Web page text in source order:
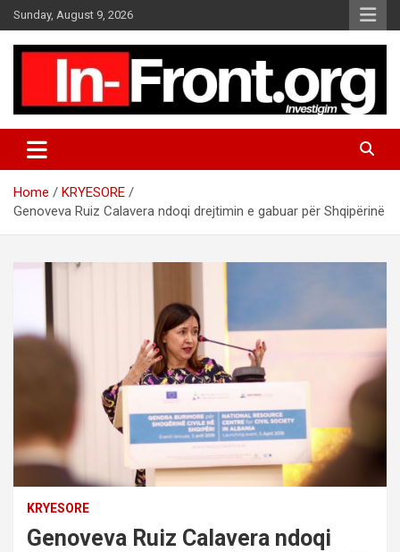
k
t
Sunday, August 9, 2026
Home
KRYESORE
Genoveva Ruiz Calavera ndoqi drejtimin e gabuar për Shqipërinë
KRYESORE
Genoveva Ruiz Calavera ndoqi